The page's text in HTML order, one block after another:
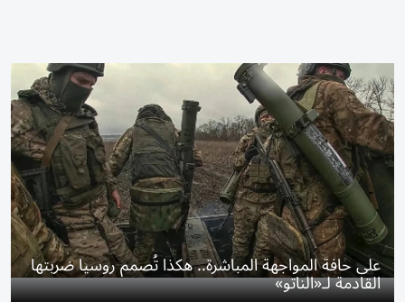
على حافة المواجهة المباشرة.. هكذا تُصمم روسيا ضربتها
القادمة لـ«الناتو»